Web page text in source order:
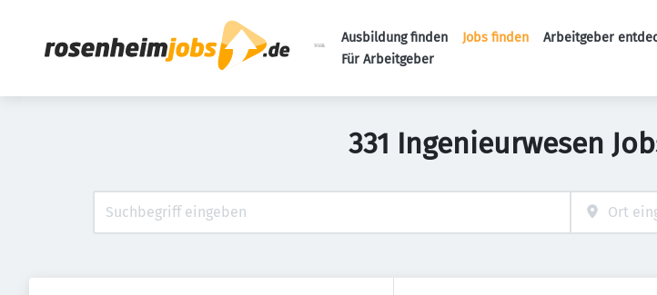
Ausbildung finden Jobs finden Arbeitgeber
Für Arbeitgeber
331 Ingenieurwesen